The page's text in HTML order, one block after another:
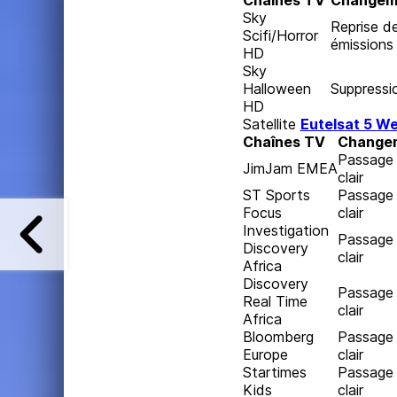
Sky
Scifi/Horror
HD
Reprise
émissions
Sky
Halloween
HD
Satellite Eutelsat 5
Chaînes TV
JimJam EMEAPassage
clair
ST Sports
Focus
Passage
clair
Investigation
Discovery
Africa
Passage
clair
Discovery
Real Time
Africa
Passage
clair
Bloomberg
Europe
Passage
clair
Startimes
Kids
Passage
clair